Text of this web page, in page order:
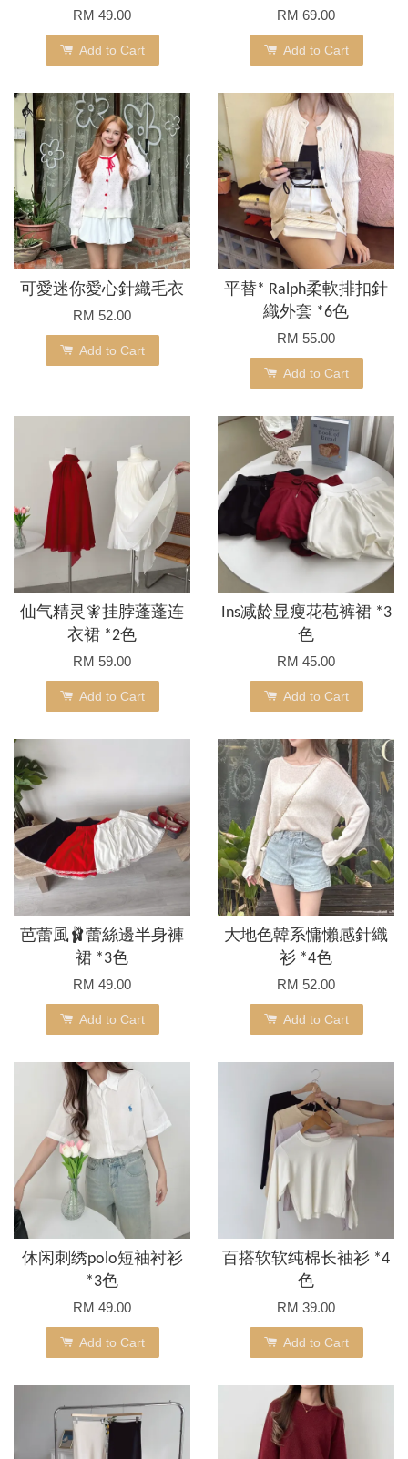
RM 49.00
Add to Cart
RM 69.00
Add to Cart
可愛迷你愛心針織毛衣
RM 52.00
Add to Cart
平替* Ralph柔軟排扣針
織外套 *6色
RM 55.00
Add to Cart
仙气精灵🧚挂脖蓬蓬连
衣裙 *2色
RM 59.00
Add to Cart
Ins减龄显瘦花苞裤裙 *3
色
RM 45.00
Add to Cart
芭蕾風🩰蕾絲邊半身褲
裙 *3色
RM 49.00
Add to Cart
大地色韓系慵懶感針織
衫 *4色
RM 52.00
Add to Cart
休闲刺绣polo短袖衬衫
*3色
RM 49.00
Add to Cart
百搭软软纯棉长袖衫 *4
色
RM 39.00
Add to Cart